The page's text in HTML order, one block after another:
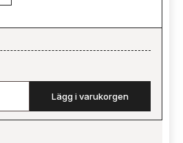
Lägg i varukorgen